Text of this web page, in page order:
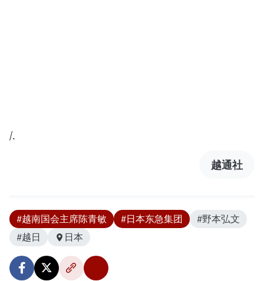
/.
越通社
#越南国会主席陈青敏 #日本东急集团
#野本弘文
#越日
日本